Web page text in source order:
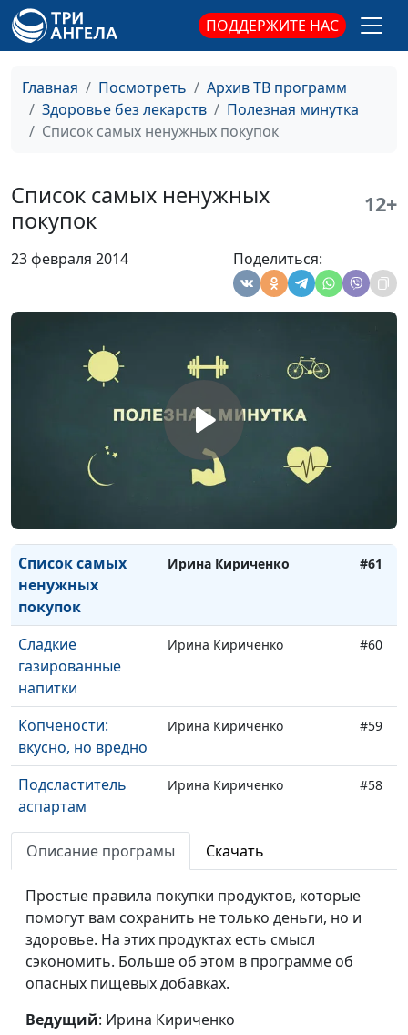
ПОДДЕРЖИТЕ НАС
Главная Посмотреть
Архив ТВ программ
Здоровье без лекарств
Полезная минутка
Список самых ненужных покупок
Список самых ненужных
покупок
12+
23 февраля 2014 Поделиться:
способах защиты
Вред чипсов. Что
этикетке?
Обработанные
вред
Ирина Кириченко
Усилители вкуса
Трансгенные
Ирина Кириченко #66
супермаркете
плавленный сыры
Ирина Кириченко
Супы быстрого
приготовления
Ирина Кириченко
Спред и маргарин Ирина Кириченко #62
Список самых
ненужных
покупок
Ирина Кириченко #61
Сладкие
газированные
напитки
Ирина Кириченко #60
Копчености:
вкусно, но вредно
Ирина Кириченко #59
Подсластитель
аспартам
Ирина Кириченко #58
Пищевые
Ирина Кириченко
Опасности
упаковки
Ирина Кириченко #56
Майонез Ирина Кириченко
разноцветной
Описание програмы Скачать
Простые правила покупки продуктов, которые
помогут вам сохранить не только деньги, но и
здоровье. На этих продуктах есть смысл
сэкономить. Больше об этом в программе об
опасных пищевых добавках.
Ведущий: Ирина Кириченко